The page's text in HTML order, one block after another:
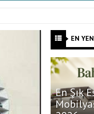
EN
En Şık